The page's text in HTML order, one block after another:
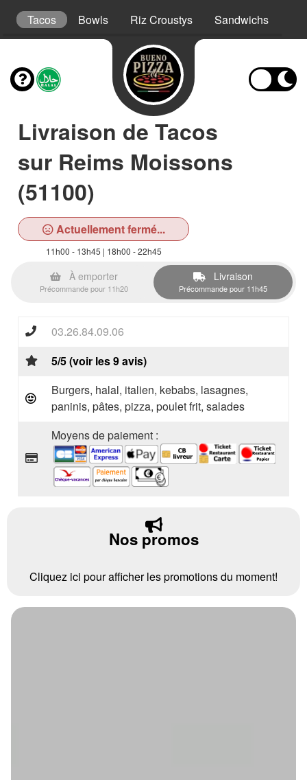
Tacos Bowls Riz Croustys Sandwichs
Livraison de Tacos
sur Reims Moissons
(51100)
Actuellement fermé...
11h00 - 13h45 | 18h00 - 22h45
À emporter
Précommande pour 11h20
Livraison
Précommande pour 11h45
03.26.84.09.06
5/5 (voir les 9 avis)
Burgers, halal, italien, kebabs, lasagnes,
paninis, pâtes, pizza, poulet frit, salades
Moyens de paiement :
Nos promos
Cliquez ici pour afficher les promotions du moment!